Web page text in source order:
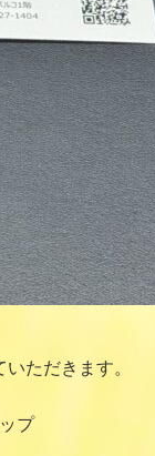
ただきます。
プ